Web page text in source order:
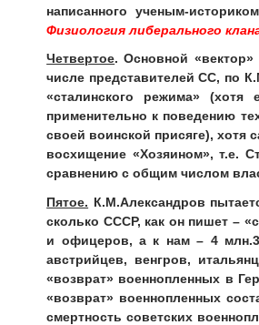
написанного ученым-
Физиология либерального
Четвертое. Основной
числе представителей СС, по
«сталинского режима»
применительно к поведению
своей воинской присяге), хотя
восхищение «Хозяином», т.е.
сравнению с общим числом
Пятое. К.М.Александров
сколько СССР, как он пишет –
и офицеров, а к нам – 4
австрийцев, венгров,
«возврат» военнопленных в
«возврат» военнопленных
смертность советских